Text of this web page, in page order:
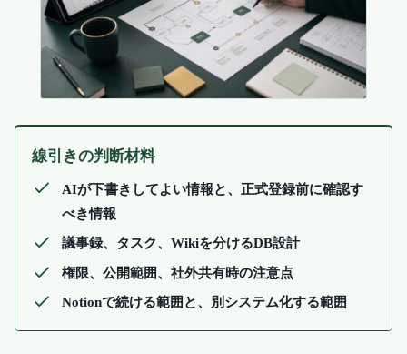
線引きの判断材料
AIが下書きしてよい情報と、正式登録前に確認す
べき情報
議事録、タスク、Wikiを分けるDB設計
権限、公開範囲、社外共有時の注意点
Notionで続ける範囲と、別システム化する範囲